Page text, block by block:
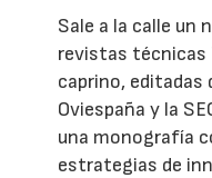
Sale a la calle un
revistas técnicas
caprino, editadas
Oviespaña y la
una monografía
estrategias de